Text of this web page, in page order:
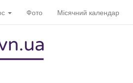
Фото Місячний календар